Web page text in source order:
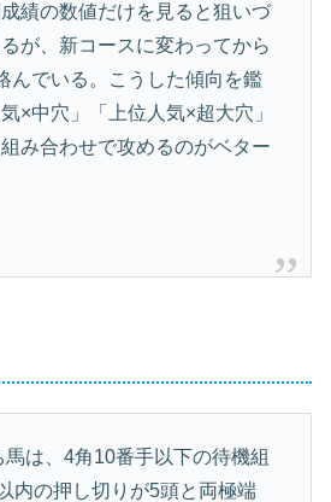
績の数値だけを見ると狙いづ
が、新コースに変わってから
んでいる。こうした傾向を鑑
×中穴」「上位人気×超大穴」
み合わせで攻めるのがベター
は、4角10番手以下の待機組
内の押し切りが5頭と両極端